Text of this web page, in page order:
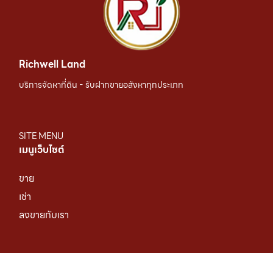
Richwell Land
บริการจัดหาที่ดิน - รับฝากขายอสังหาทุกประเภท
SITE MENU
เมนูเว็บไซต์
ขาย
เช่า
ลงขายกับเรา